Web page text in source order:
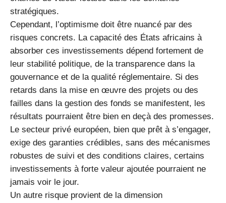
stratégiques.
Cependant, l’optimisme doit être nuancé par des
risques concrets. La capacité des États africains à
absorber ces investissements dépend fortement de
leur stabilité politique, de la transparence dans la
gouvernance et de la qualité réglementaire. Si des
retards dans la mise en œuvre des projets ou des
failles dans la gestion des fonds se manifestent, les
résultats pourraient être bien en deçà des promesses.
Le secteur privé européen, bien que prêt à s’engager,
exige des garanties crédibles, sans des mécanismes
robustes de suivi et des conditions claires, certains
investissements à forte valeur ajoutée pourraient ne
jamais voir le jour.
Un autre risque provient de la dimension